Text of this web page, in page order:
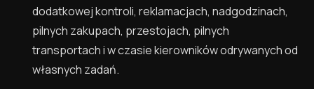
dodatkowej kontroli, reklamacjach, nadgodzinach,
pilnych zakupach, przestojach, pilnych
transportach i w czasie kierowników odrywanych od
własnych zadań.